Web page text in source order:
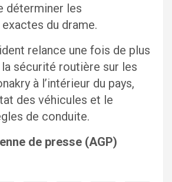
déterminer les
du drame.
relance une fois de plus
sécurité routière sur les
à l’intérieur du pays,
des véhicules et le
de conduite.
de presse (AGP)